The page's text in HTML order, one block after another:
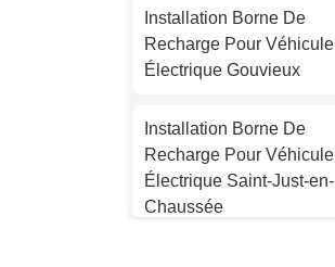
Électrique Toulouse
Électrique Nice
Devis Installation Borne
Installation Borne De
Recharge Pour Véhicule
Électrique Gouvieux
Installation Borne De
Recharge Pour Véhicule
Électrique Saint-Just-en-
Chaussée